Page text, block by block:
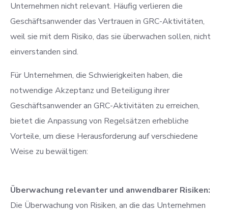
Unternehmen nicht relevant. Häufig verlieren die
Geschäftsanwender das Vertrauen in GRC-Aktivitäten,
weil sie mit dem Risiko, das sie überwachen sollen, nicht
einverstanden sind.
Für Unternehmen, die Schwierigkeiten haben, die
notwendige Akzeptanz und Beteiligung ihrer
Geschäftsanwender an GRC-Aktivitäten zu erreichen,
bietet die Anpassung von Regelsätzen erhebliche
Vorteile, um diese Herausforderung auf verschiedene
Weise zu bewältigen:
Überwachung relevanter und anwendbarer Risiken:
Die Überwachung von Risiken, an die das Unternehmen